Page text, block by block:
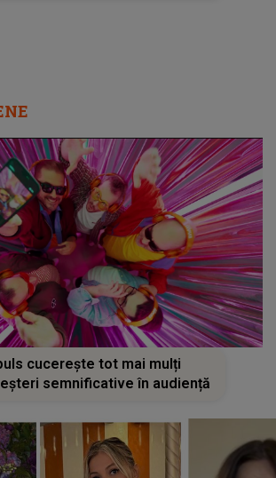
cucerește tot mai mulți
semnificative în audiență